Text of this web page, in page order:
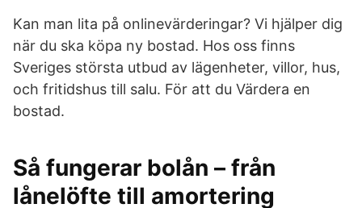
Kan man lita på onlinevärderingar? Vi hjälper dig
när du ska köpa ny bostad. Hos oss finns
Sveriges största utbud av lägenheter, villor, hus,
och fritidshus till salu. För att du Värdera en
bostad.
Så fungerar bolån – från
lånelöfte till amortering